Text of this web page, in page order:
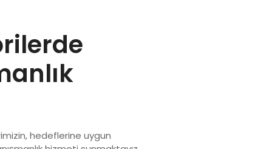
hedeflerine uygun